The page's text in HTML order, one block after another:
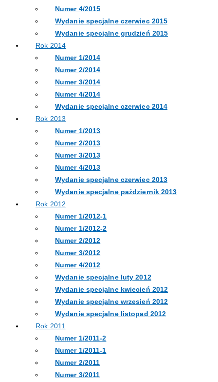
Numer 4/2015
Wydanie specjalne czerwiec 2015
Wydanie specjalne grudzień 2015
Rok 2014
Numer 1/2014
Numer 2/2014
Numer 3/2014
Numer 4/2014
Wydanie specjalne czerwiec 2014
Rok 2013
Numer 1/2013
Numer 2/2013
Numer 3/2013
Numer 4/2013
Wydanie specjalne czerwiec 2013
Wydanie specjalne październik 2013
Rok 2012
Numer 1/2012-1
Numer 1/2012-2
Numer 2/2012
Numer 3/2012
Numer 4/2012
Wydanie specjalne luty 2012
Wydanie specjalne kwiecień 2012
Wydanie specjalne wrzesień 2012
Wydanie specjalne listopad 2012
Rok 2011
Numer 1/2011-2
Numer 1/2011-1
Numer 2/2011
Numer 3/2011